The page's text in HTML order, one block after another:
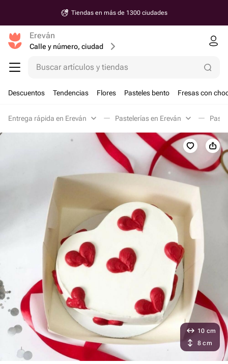
Tiendas en más de 1300 ciudades
Ereván
Calle y número, ciudad
Buscar artículos y tiendas
Descuentos Tendencias Flores Pasteles bento Fresas con
Entrega rápida en Ereván Pastelerías en Ereván
10 cm
8 cm